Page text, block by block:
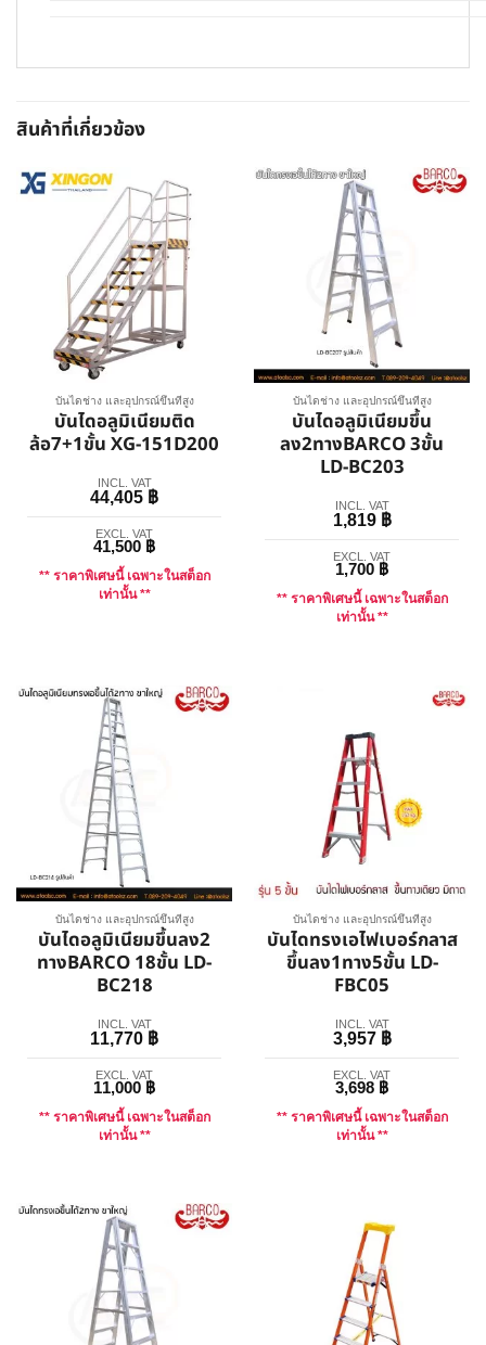
สินค้าที่เกี่ยวข้อง
บันไดช่าง และอุปกรณ์ขึ้นที่สูง
บันไดอลูมิเนียมติด
ล้อ7+1ขั้น XG-151D200
INCL. VAT
44,405 ฿
EXCL. VAT
41,500 ฿
** ราคาพิเศษนี้ เฉพาะในสต็อก
เท่านั้น **
บันไดช่าง และอุปกรณ์ขึ้นที่สูง
บันไดอลูมิเนียมขึ้น
ลง2ทางBARCO 3ขั้น
LD-BC203
INCL. VAT
1,819 ฿
EXCL. VAT
1,700 ฿
** ราคาพิเศษนี้ เฉพาะในสต็อก
เท่านั้น **
บันไดช่าง และอุปกรณ์ขึ้นที่สูง
บันไดอลูมิเนียมขึ้นลง2
ทางBARCO 18ขั้น LD-
BC218
INCL. VAT
11,770 ฿
EXCL. VAT
11,000 ฿
** ราคาพิเศษนี้ เฉพาะในสต็อก
เท่านั้น **
บันไดช่าง และอุปกรณ์ขึ้นที่สูง
บันไดทรงเอไฟเบอร์กลาส
ขึ้นลง1ทาง5ขั้น LD-
FBC05
INCL. VAT
3,957 ฿
EXCL. VAT
3,698 ฿
** ราคาพิเศษนี้ เฉพาะในสต็อก
เท่านั้น **